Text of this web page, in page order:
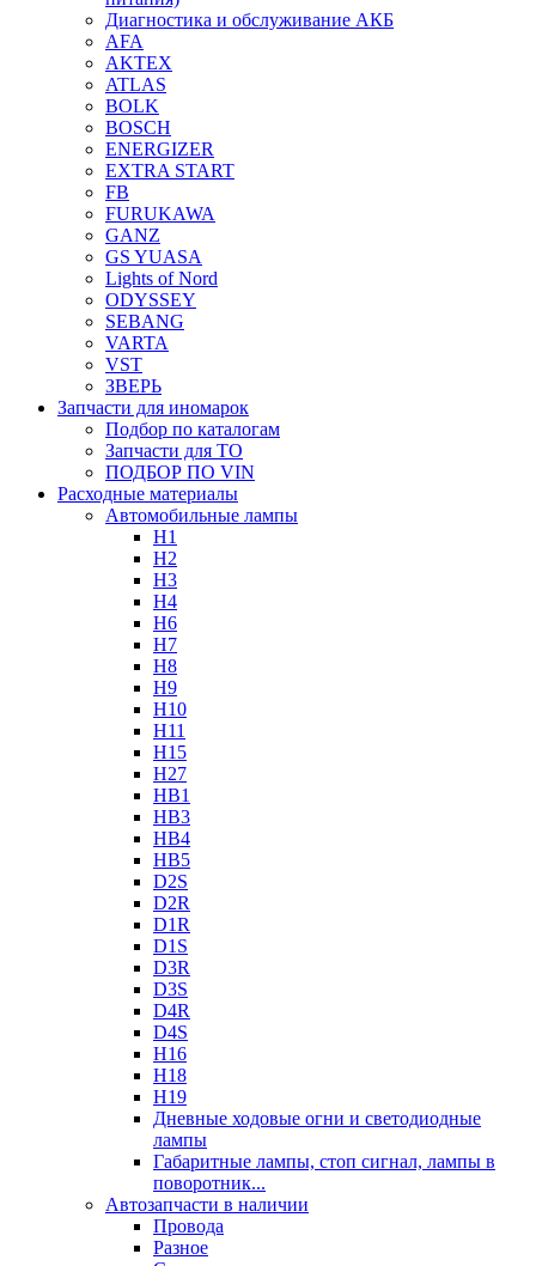
Диагностика и обслуживание АКБ
AFA
AKTEX
ATLAS
BOLK
BOSCH
ENERGIZER
EXTRA START
FB
FURUKAWA
GANZ
GS YUASA
Lights of Nord
ODYSSEY
SEBANG
VARTA
VST
ЗВЕРЬ
Запчасти для иномарок
Подбор по каталогам
Запчасти для ТО
ПОДБОР ПО VIN
Расходные материалы
Автомобильные лампы
H1
H2
H3
H4
H6
H7
H8
H9
H10
H11
H15
H27
HB1
HB3
HB4
HB5
D2S
D2R
D1R
D1S
D3R
D3S
D4R
D4S
H16
H18
H19
Дневные ходовые огни и светодиодные
лампы
Габаритные лампы, стоп сигнал, лампы в
поворотник...
Автозапчасти в наличии
Провода
Разное